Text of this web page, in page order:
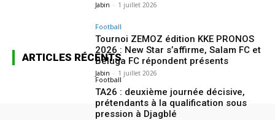
Jabin - 1 juillet 2026
Football
Tournoi ZEMOZ édition KKE PRONOS
2026 : New Star s’affirme, Salam FC et
Béluga FC répondent présents
Jabin - 1 juillet 2026
ARTICLES RÉCENTS
Football
TA26 : deuxième journée décisive,
prétendants à la qualification sous
pression à Djagblé